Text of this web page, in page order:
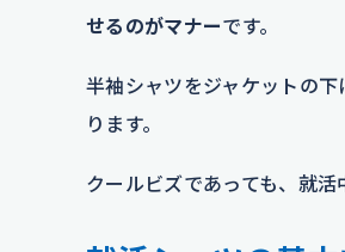
せるのがマナーです。
半袖シャツをジャケットの
ります。
クールビズであっても、就活